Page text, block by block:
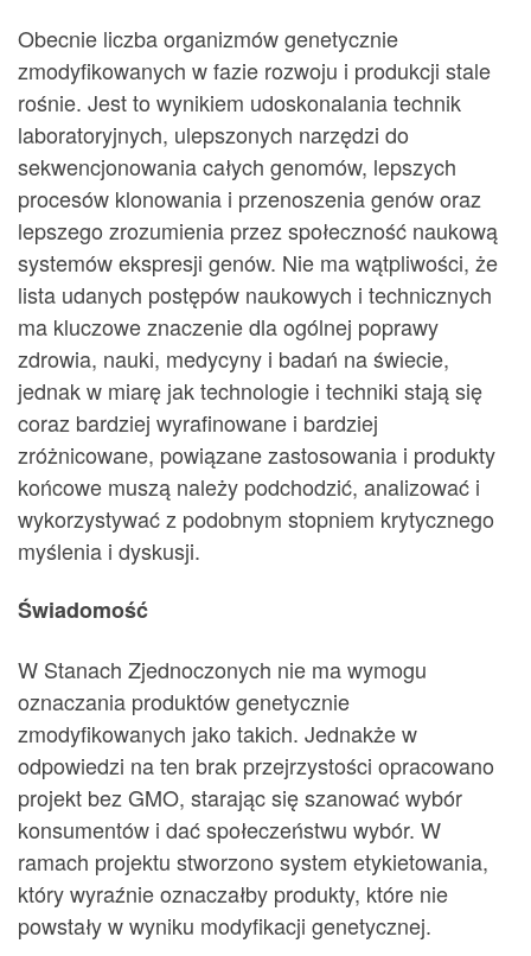
Obecnie liczba organizmów genetycznie
zmodyfikowanych w fazie rozwoju i produkcji stale
rośnie. Jest to wynikiem udoskonalania technik
laboratoryjnych, ulepszonych narzędzi do
sekwencjonowania całych genomów, lepszych
procesów klonowania i przenoszenia genów oraz
lepszego zrozumienia przez społeczność naukową
systemów ekspresji genów. Nie ma wątpliwości, że
lista udanych postępów naukowych i technicznych
ma kluczowe znaczenie dla ogólnej poprawy
zdrowia, nauki, medycyny i badań na świecie,
jednak w miarę jak technologie i techniki stają się
coraz bardziej wyrafinowane i bardziej
zróżnicowane, powiązane zastosowania i produkty
końcowe muszą należy podchodzić, analizować i
wykorzystywać z podobnym stopniem krytycznego
myślenia i dyskusji.
Świadomość
W Stanach Zjednoczonych nie ma wymogu
oznaczania produktów genetycznie
zmodyfikowanych jako takich. Jednakże w
odpowiedzi na ten brak przejrzystości opracowano
projekt bez GMO, starając się szanować wybór
konsumentów i dać społeczeństwu wybór. W
ramach projektu stworzono system etykietowania,
który wyraźnie oznaczałby produkty, które nie
powstały w wyniku modyfikacji genetycznej.